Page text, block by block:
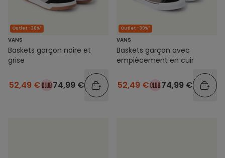
Outlet -30%*
VANS
Baskets garçon noire et
grise
52,49 € 74,99 €
Outlet -30%*
VANS
Baskets garçon avec
empiècement en cuir
52,49 € 74,99 €